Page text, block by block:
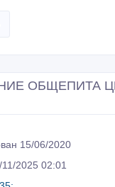
ОБЩЕПИТА
15/06/2020
11/2025 02:01